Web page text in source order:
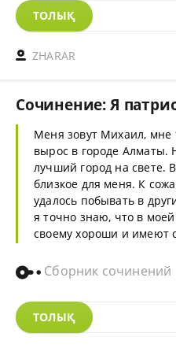
ТОЛЫҚ
ZHARAR
Сочинение: Я
Меня зовут Михаил, мне
вырос в городе
лучший город на свете.
близкое для меня. К
удалось побывать в
я точно знаю, что в
своему хороши и имеют
Сборник сочинений
ТОЛЫҚ